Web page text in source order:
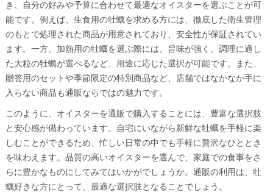
き、自分の好みや予算に合わせて最適なオイスターを選ぶことが可
能です。例えば、生食用の牡蠣を求める方には、徹底した衛生管理
のもとで処理された商品が用意されており、安全性が保証されてい
ます。一方、加熱用の牡蠣を選ぶ際には、旨味が強く、調理に適し
た大粒の牡蠣が選べるなど、用途に応じた選択が可能です。また、
贈答用のセットや季節限定の特別商品など、店舗ではなかなか手に
入らない商品も通販ならではの魅力です。
このように、オイスターを通販で購入することには、豊富な選択肢
と安心感が備わっています。自宅にいながら新鮮な牡蠣を手軽に楽
しむことができるため、忙しい日常の中でも手軽に贅沢なひととき
を味わえます。品質の高いオイスターを選んで、家庭での食事をさ
らに豊かなものにしてみてはいかがでしょうか。通販の利用は、牡
蠣好きな方にとって、最適な選択肢となることでしょう。